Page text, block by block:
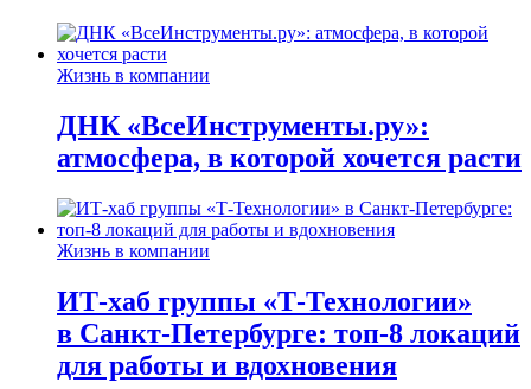
Жизнь в компании
ДНК «ВсеИнструменты.ру»:
атмосфера, в которой хочется расти
Жизнь в компании
ИТ-хаб группы «Т-Технологии»
в Санкт-Петербурге: топ-8 локаций
для работы и вдохновения